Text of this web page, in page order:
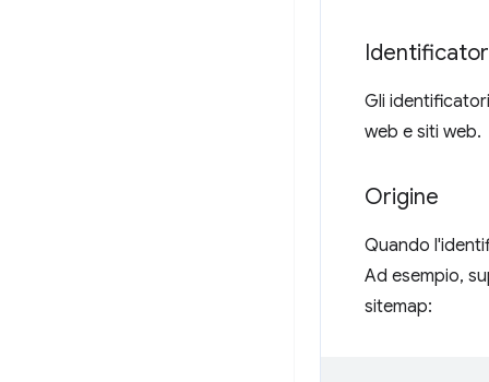
Gli
web e siti web.
Origine
Quando
Ad esempio,
sitemap: